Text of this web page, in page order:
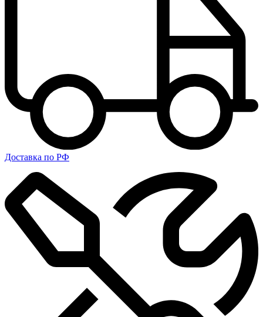
Доставка по РФ